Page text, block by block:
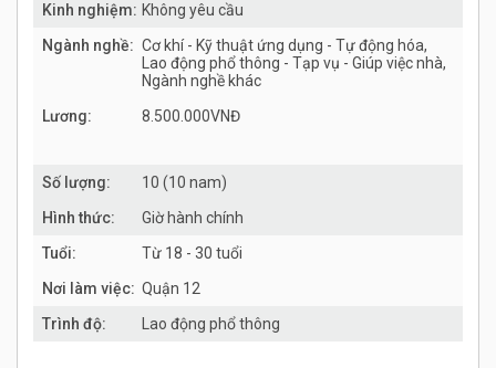
Kinh nghiệm: Không yêu cầu
Ngành nghề: Cơ khí - Kỹ thuật ứng dụng - Tự động hóa,
Lao động phổ thông - Tạp vụ - Giúp việc nhà,
Ngành nghề khác
Lương:
8.500.000VNĐ
Số lượng:
10 (10 nam)
Hình thức:
Giờ hành chính
Tuổi:
Từ 18 - 30 tuổi
Nơi làm việc: Quận 12
Trình độ:
Lao động phổ thông